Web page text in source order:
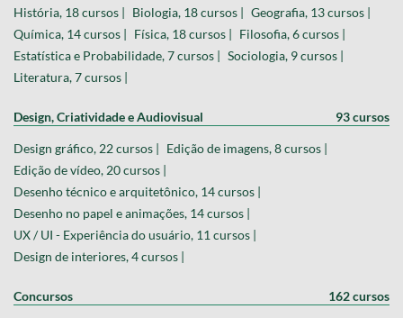
História, 18 cursos | Biologia, 18 cursos | Geografia, 13 cursos |
Química, 14 cursos | Física, 18 cursos | Filosofia, 6 cursos |
Estatística e Probabilidade, 7 cursos | Sociologia, 9 cursos |
Literatura, 7 cursos |
Design, Criatividade e Audiovisual 93 cursos
Design gráfico, 22 cursos | Edição de imagens, 8 cursos |
Edição de vídeo, 20 cursos |
Desenho técnico e arquitetônico, 14 cursos |
Desenho no papel e animações, 14 cursos |
UX / UI - Experiência do usuário, 11 cursos |
Design de interiores, 4 cursos |
Concursos 162 cursos